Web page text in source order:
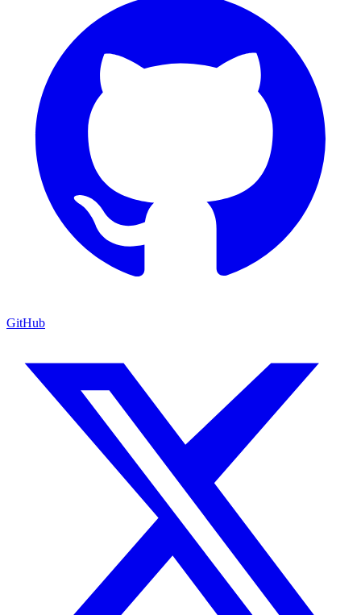
GitHub